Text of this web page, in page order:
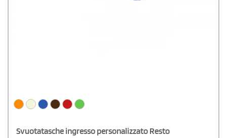
Svuotatasche ingresso personalizzato Resto